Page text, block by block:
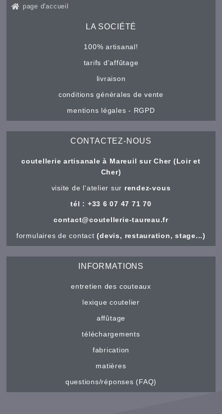
page d'accueil
LA SOCIÉTÉ
100% artisanal!
tarifs d'affûtage
livraison
conditions générales de vente
mentions légales - RGPD
CONTACTEZ-NOUS
coutellerie artisanale à Mareuil sur Cher (Loir et
Cher)
visite de l'atelier sur rendez-vous
tél : +33 6 07 47 71 70
contact@coutellerie-taureau.fr
formulaires de contact(devis, restauration, stage...)
INFORMATIONS
entretien des couteaux
lexique coutelier
affûtage
téléchargements
fabrication
matières
questions/réponses (FAQ)